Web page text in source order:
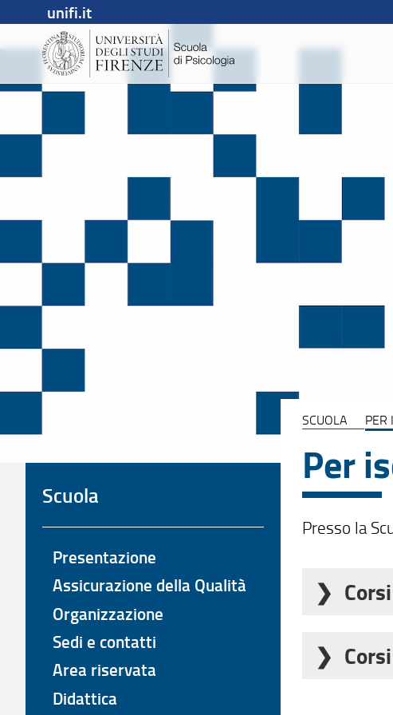
unifi.it
SCUOLA PER
Per
Presso la
Vuoi
Scuola
Presentazione
Assicurazione della Qualità
Organizzazione
Sedi e contatti
Area riservata
Didattica